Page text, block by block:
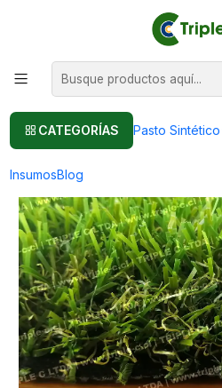
CATEGORÍAS Pasto Sintético
InsumosBlog
Pasto sintético Para
30mm Calidad Normal - Costo de